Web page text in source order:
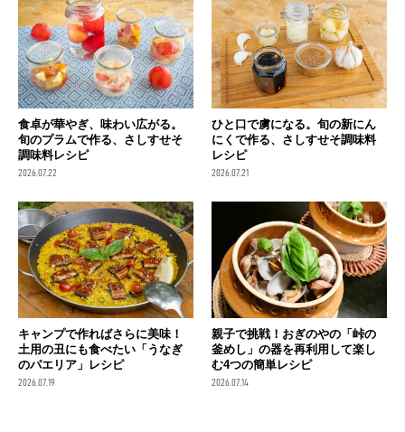
食卓が華やぎ、味わい広がる。
旬のプラムで作る、さしすせそ
調味料レシピ
2026.07.22
ひと口で虜になる。旬の新にん
にくで作る、さしすせそ調味料
レシピ
2026.07.21
キャンプで作ればさらに美味！
土用の丑にも食べたい「うなぎ
のパエリア」レシピ
2026.07.19
親子で挑戦！おぎのやの「峠の
釜めし」の器を再利用して楽し
む4つの簡単レシピ
2026.07.14